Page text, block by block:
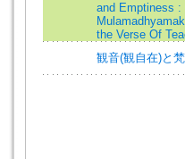
and Emptiness :
the Verse Of
観音(観自在)と